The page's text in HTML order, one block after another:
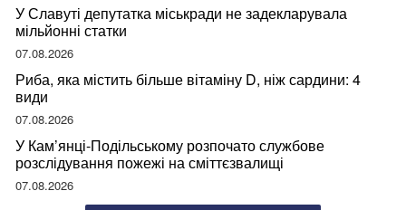
У Славуті депутатка міськради не задекларувала
мільйонні статки
07.08.2026
Риба, яка містить більше вітаміну D, ніж сардини: 4
види
07.08.2026
У Кам’янці-Подільському розпочато службове
розслідування пожежі на сміттєзвалищі
07.08.2026